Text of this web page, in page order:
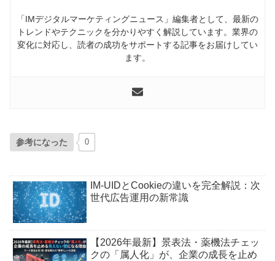
「IMデジタルマーケティングニュース」編集者として、最新の
トレンドやテクニックを分かりやすく解説しています。業界の
変化に対応し、読者の成功をサポートする記事をお届けしてい
ます。
参考になった 0
IM-UIDとCookieの違いを完全解説：次
世代広告運用の新常識
【2026年最新】景表法・薬機法チェッ
クの「属人化」が、企業の成長を止め